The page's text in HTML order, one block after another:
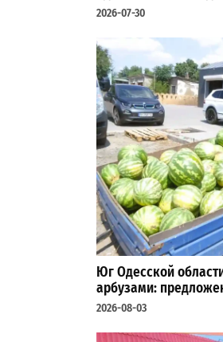
2026-07-30
Юг Одесской
арбузами:
2026-08-03